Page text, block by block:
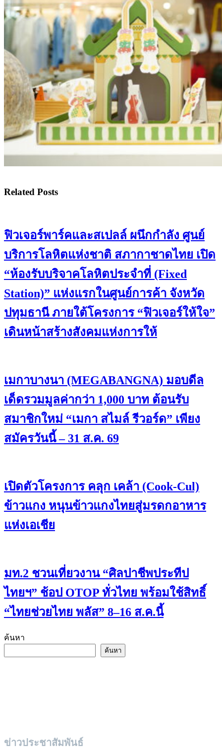
Related Posts
ฟิวเจอร์พาร์คและสเปลล์ ผนึกกำลัง ศูนย์
บริการโลหิตแห่งชาติ สภากาชาดไทย เปิด
“ห้องรับบริจาคโลหิตประจำที่ (Fixed
Station)” แห่งแรกในศูนย์การค้า จังหวัด
ปทุมธานี ภายใต้โครงการ “ฟิวเจอร์ให้ใจ”
เดินหน้าสร้างสังคมแห่งการให้
เมกาบางนา (MEGABANGNA) มอบดีล
เด็ดรวมมูลค่ากว่า 1,000 บาท ต้อนรับ
สมาชิกใหม่ “เมกา สไมล์ รีวอร์ด” เพียง
สมัครวันนี้ – 31 ส.ค. 69
เปิดตัวโครงการ คลุก เคล้า (Cook-Cul)
ข้าวแกง หนุนข้าวแกงไทยสู่มรดกอาหาร
แห่งเอเชีย
มท.2 ชวนเที่ยวงาน “ศิลปาชีพประทีป
ไทยฯ” ช้อป OTOP ทั่วไทย พร้อมใช้สิทธิ์
“ไทยช่วยไทย พลัส” 8–16 ส.ค.นี้
ค้นหา
ค้นหา
ข่าวประชาสัมพันธ์